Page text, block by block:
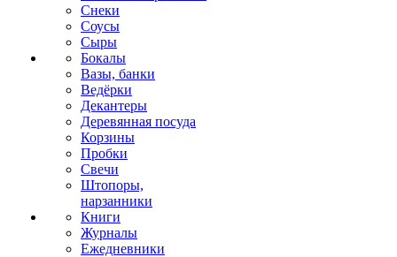
Снеки
Соусы
Сыры
Бокалы
Вазы, банки
Ведёрки
Декантеры
Деревянная посуда
Корзины
Пробки
Свечи
Штопоры,
нарзанники
Книги
Журналы
Ежедневники